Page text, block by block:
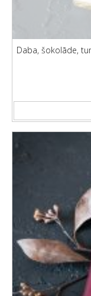
Daba, šokolāde,